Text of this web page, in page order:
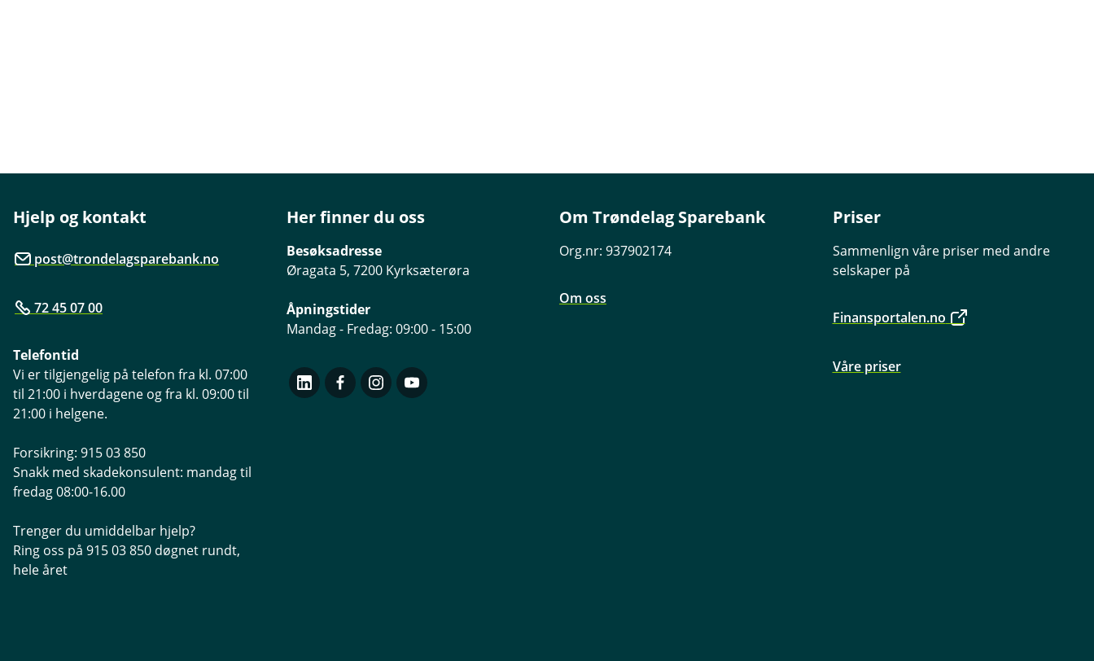
Hjelp og kontakt
post@trondelagsparebank.no
72 45 07 00
Telefontid
Vi er tilgjengelig på telefon fra kl. 07:00
til 21:00 i hverdagene og fra kl. 09:00 til
21:00 i helgene.
Forsikring: 915 03 850
Snakk med skadekonsulent: mandag til
fredag 08:00-16.00
Trenger du umiddelbar hjelp?
Ring oss på 915 03 850 døgnet rundt,
hele året
Her finner du oss
Besøksadresse
Øragata 5, 7200 Kyrksæterøra
Åpningstider
Mandag - Fredag: 09:00 - 15:00
Om Trøndelag Sparebank
Org.nr: 937902174
Om oss
Priser
Sammenlign våre priser med andre
selskaper på
Finansportalen.no
Våre priser